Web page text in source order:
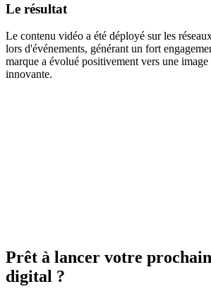
Le résultat
Le contenu vidéo a été déployé sur les
lors d'événements, générant un fort
marque a évolué positivement vers une
innovante.
Prêt à lancer votre
digital ?